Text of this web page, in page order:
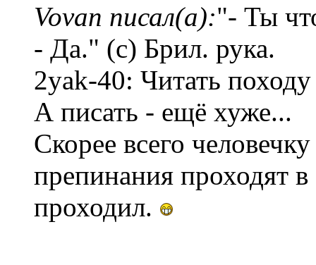
Vovan писал(а):"- Ты
- Да." (с) Брил. рука.
2yak-40: Читать
А писать - ещё хуже...
Скорее всего
препинания проходят
проходил.